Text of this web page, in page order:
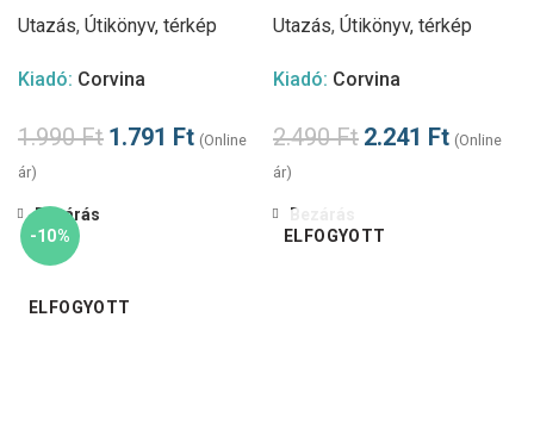
Utazás, Útikönyv, térkép
Kiadó: Corvina
1.990Ft 1.791 Ft (Online
ár)
Utazás, Útikönyv, térkép
Kiadó: Corvina
2.490Ft 2.241 Ft (Online
ár)
-10%
ELFOGYOTT
Bezárás
ELFOGYOTT
Bezárás